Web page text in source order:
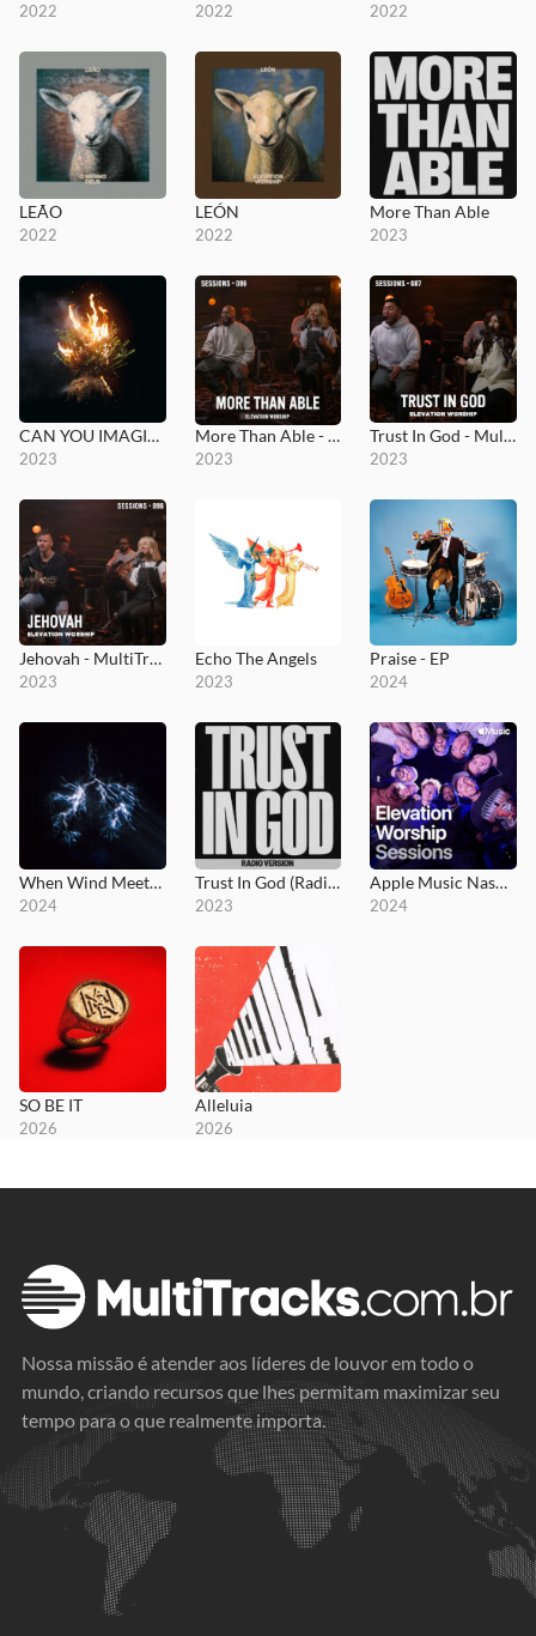
2022 2022 2022
LEÃO
2022
LEÓN
2022
More Than Able
2023
CAN YOU IMAGINE?
2023
More Than Able - MultiTracks.com Session
2023
Trust In God - MultiTracks.com Session
2023
Jehovah - MultiTracks.com Session
2023
Echo The Angels
2023
Praise - EP
2024
When Wind Meets Fire
2024
Trust In God (Radio Version)
2023
Apple Music Nashville Sessions
2024
SO BE IT
2026
Alleluia
2026
Nossa missão é atender aos líderes de louvor em todo o
mundo, criando recursos que lhes permitam maximizar seu
tempo para o que realmente importa.